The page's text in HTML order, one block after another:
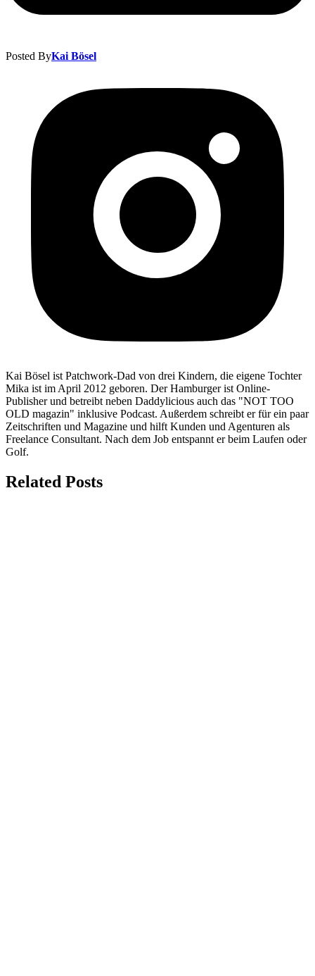
Posted ByKai Bösel
Kai Bösel ist Patchwork-Dad von drei Kindern, die eigene Tochter
Mika ist im April 2012 geboren. Der Hamburger ist Online-
Publisher und betreibt neben Daddylicious auch das "NOT TOO
OLD magazin" inklusive Podcast. Außerdem schreibt er für ein paar
Zeitschriften und Magazine und hilft Kunden und Agenturen als
Freelance Consultant. Nach dem Job entspannt er beim Laufen oder
Golf.
Related Posts